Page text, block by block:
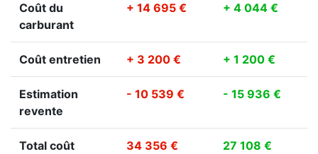
Coût du
carburant
+ 14 695 € + 4 044 €
Coût entretien + 3 200 € + 1 200 €
Estimation
revente
- 10 539 € - 15 936 €
Total coût
34 356 € 27 108 €